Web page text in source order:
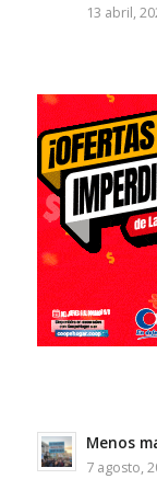
13 abril,
Menos
7 agosto,